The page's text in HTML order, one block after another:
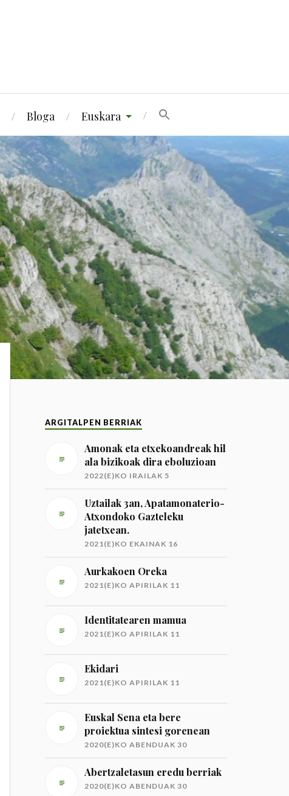
Bloga Euskara
ARGITALPEN BERRIAK
Amonak eta etxekoandreak hil
ala bizikoak dira eboluzioan
2022(E)KO IRAILAK 5
Uztailak 3an, Apatamonaterio-
Atxondoko Gazteleku
jatetxean.
2021(E)KO EKAINAK 16
Aurkakoen Oreka
2021(E)KO APIRILAK 11
Identitatearen mamua
2021(E)KO APIRILAK 11
Ekidari
2021(E)KO APIRILAK 11
Euskal Sena eta bere
proiektua sintesi gorenean
2020(E)KO ABENDUAK 30
Abertzaletasun eredu berriak
2020(E)KO ABENDUAK 30